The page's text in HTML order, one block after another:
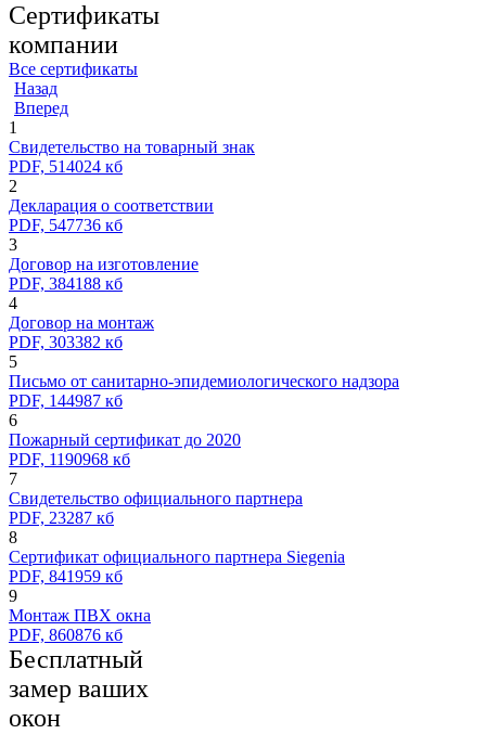
Сертификаты
компании
Все сертификаты
Назад
Вперед
1
Свидетельство на товарный знак
PDF, 514024 кб
2
Декларация о соответствии
PDF, 547736 кб
3
Договор на изготовление
PDF, 384188 кб
4
Договор на монтаж
PDF, 303382 кб
5
Письмо от санитарно-эпидемиологического надзора
PDF, 144987 кб
6
Пожарный сертификат до 2020
PDF, 1190968 кб
7
Свидетельство официального партнера
PDF, 23287 кб
8
Сертификат официального партнера Siegenia
PDF, 841959 кб
9
Монтаж ПВХ окна
PDF, 860876 кб
Бесплатный
замер ваших
окон